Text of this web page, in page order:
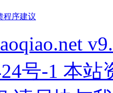
程序建议
号-1 本